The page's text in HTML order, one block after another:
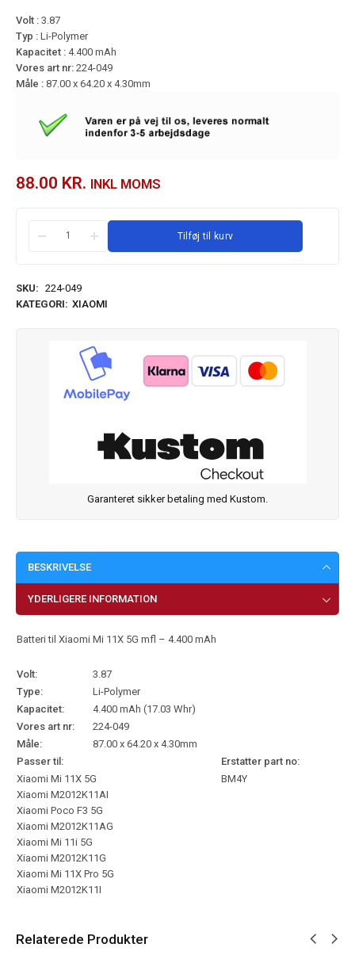
Volt : 3.87
Typ : Li-Polymer
Kapacitet : 4.400 mAh
Vores art nr: 224-049
Måle : 87.00 x 64.20 x 4.30mm
88.00 KR. INKL MOMS
Tilføj til kurv
SKU: 224-049
KATEGORI: XIAOMI
Garanteret sikker betaling med Kustom.
BESKRIVELSE
YDERLIGERE INFORMATION
Batteri til Xiaomi Mi 11X 5G mfl – 4.400 mAh
Volt:
3.87
Type:
Li-Polymer
Kapacitet:
4.400 mAh (17.03 Whr)
Vores art nr:
224-049
Måle:
87.00 x 64.20 x 4.30mm
Passer til:
Erstatter part no:
Xiaomi Mi 11X 5G
Xiaomi M2012K11AI
Xiaomi Poco F3 5G
Xiaomi M2012K11AG
Xiaomi Mi 11i 5G
Xiaomi M2012K11G
Xiaomi Mi 11X Pro 5G
Xiaomi M2012K11I
BM4Y
Relaterede Produkter